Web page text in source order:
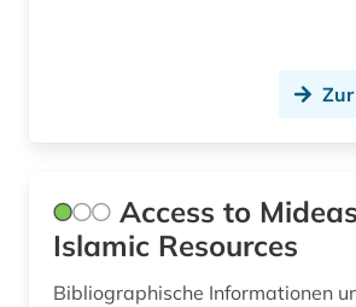
buchrolle (1)
burkina faso (1)
byzantinistik (2)
Schweiz (3)
Access to
Islamic Resources
Bibliographische Informationen